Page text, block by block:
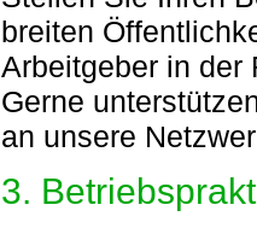
breiten
Arbeitgeber in der
Gerne
an unsere
3.